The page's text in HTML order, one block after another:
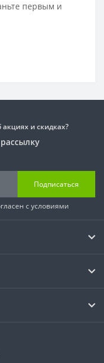
первым и
и скидках?
Подписаться
с условиями